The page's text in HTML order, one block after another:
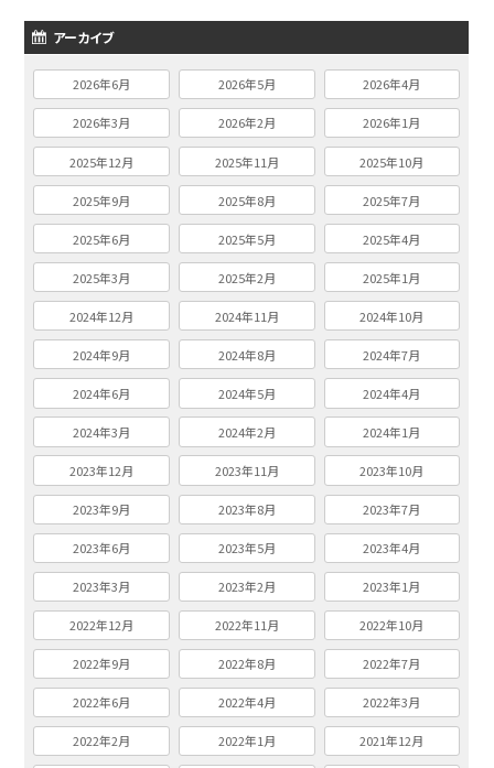
アーカイブ
2026年6月 2026年5月 2026年4月
2026年3月 2026年2月 2026年1月
2025年12月 2025年11月 2025年10月
2025年9月 2025年8月 2025年7月
2025年6月 2025年5月 2025年4月
2025年3月 2025年2月 2025年1月
2024年12月 2024年11月 2024年10月
2024年9月 2024年8月 2024年7月
2024年6月 2024年5月 2024年4月
2024年3月 2024年2月 2024年1月
2023年12月 2023年11月 2023年10月
2023年9月 2023年8月 2023年7月
2023年6月 2023年5月 2023年4月
2023年3月 2023年2月 2023年1月
2022年12月 2022年11月 2022年10月
2022年9月 2022年8月 2022年7月
2022年6月 2022年4月 2022年3月
2022年2月 2022年1月 2021年12月